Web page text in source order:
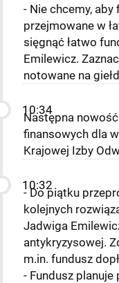
- Nie chcemy, aby
przejmowane w
sięgnąć łatwo
Emilewicz.
notowane na
10:34
Następna
finansowych dla
Krajowej Izby
10:32
- Do piątku
kolejnych
Jadwiga
antykryzysowej.
m.in. fundusz
- Fundusz